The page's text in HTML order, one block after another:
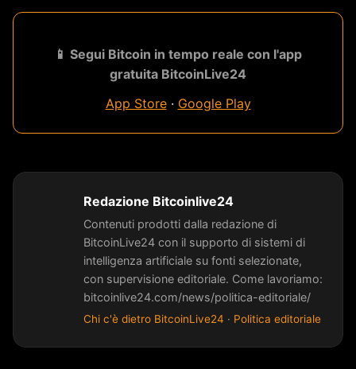
📱 Segui Bitcoin in tempo reale con l'app
gratuita BitcoinLive24
App Store· Google Play
Redazione Bitcoinlive24
Contenuti prodotti dalla redazione di
BitcoinLive24 con il supporto di sistemi di
intelligenza artificiale su fonti selezionate,
con supervisione editoriale. Come lavoriamo:
bitcoinlive24.com/news/politica-editoriale/
Chi c'è dietro BitcoinLive24 · Politica editoriale